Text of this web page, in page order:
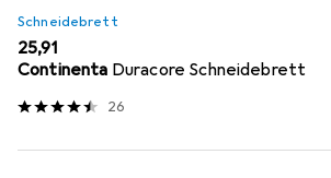
Schneidebrett
EUR
25,91
Continenta Duracore Schneidebrett
26